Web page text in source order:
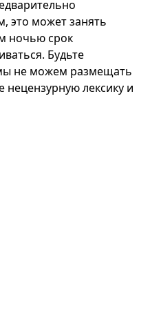
это может занять
ночью срок
Будьте
не можем размещать
лексику и